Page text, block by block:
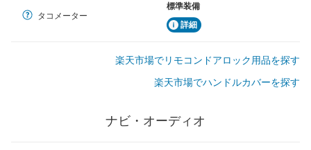
タコメーター
標準装備
詳細
楽天市場でリモコンドアロック用品を探す
楽天市場でハンドルカバーを探す
ナビ・オーディオ